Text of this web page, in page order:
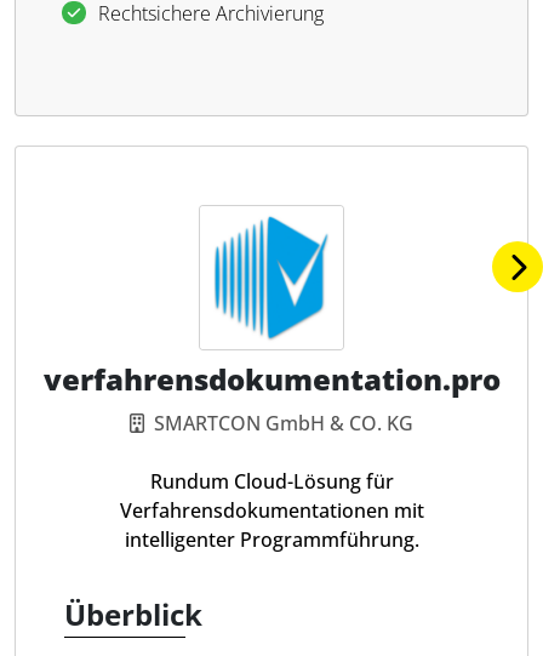
Rechtsichere Archivierung
verfahrensdokumentation.pro
SMARTCON GmbH & CO. KG
Rundum Cloud-Lösung für
Verfahrensdokumentationen mit
intelligenter Programmführung.
Überblick